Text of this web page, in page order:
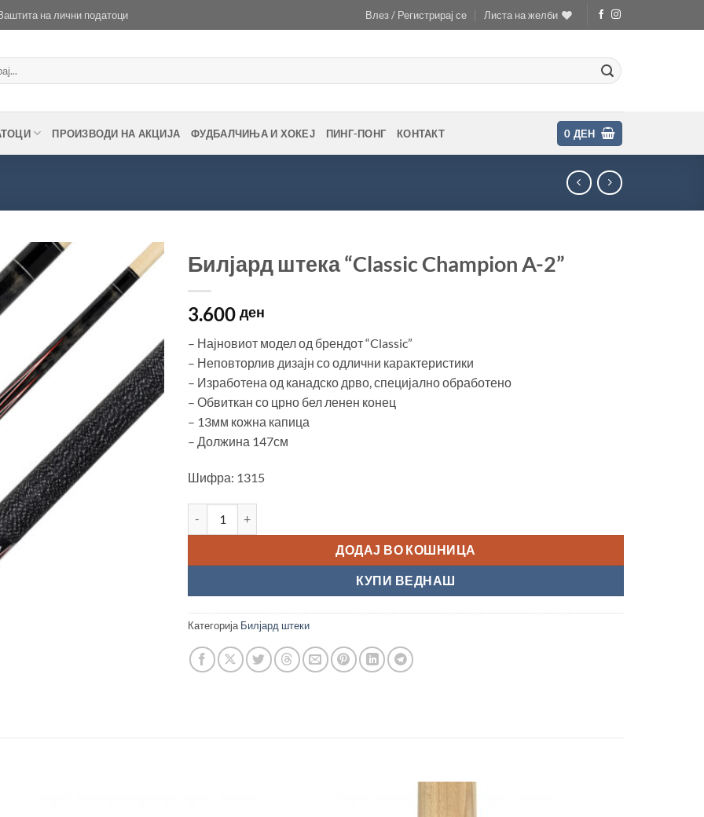
на лични податоци Влез / Регистрирај се Листа на желби
ПРОИЗВОДИ НА АКЦИЈА ФУДБАЛЧИЊА И ХОКЕЈ ПИНГ-ПОНГ КОНТАКТ 0 ДЕН
Во
желботека
Билјард штека “Classic Champion A-2”
3.600 ден
– Најновиот модел од брендот “Classic”
– Неповторлив дизајн со одлични карактеристики
– Изработена од канадско дрво, специјално обработено
– Обвиткан со црно бел ленен конец
– 13мм кожна капица
– Должина 147см
Шифра: 1315
ДОДАЈ ВО КОШНИЦА
КУПИ ВЕДНАШ
Категорија Билјард штеки